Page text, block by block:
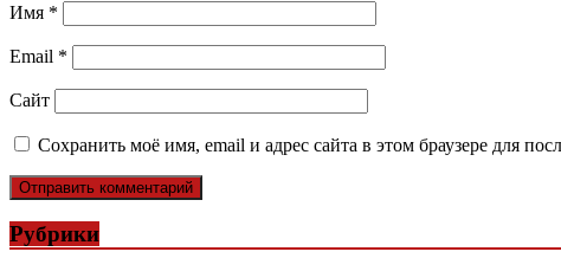
Имя *
Email *
Сайт
Сохранить моё имя, email и адрес сайта в этом браузере для
Рубрики